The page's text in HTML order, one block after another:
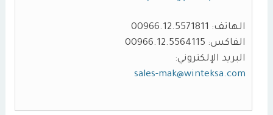
الهاتف: 00966.12.5571811
الفاكس: 00966.12.5564115
البريد الإلكتروني:
sales-mak@winteksa.com